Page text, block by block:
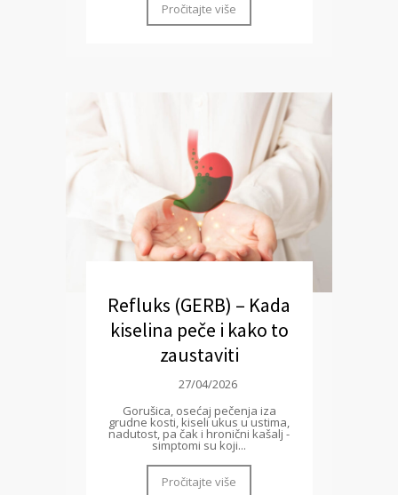
Pročitajte više
Refluks (GERB) – Kada
kiselina peče i kako to
zaustaviti
27/04/2026
Gorušica, osećaj pečenja iza
grudne kosti, kiseli ukus u ustima,
nadutost, pa čak i hronični kašalj -
simptomi su koji...
Pročitajte više